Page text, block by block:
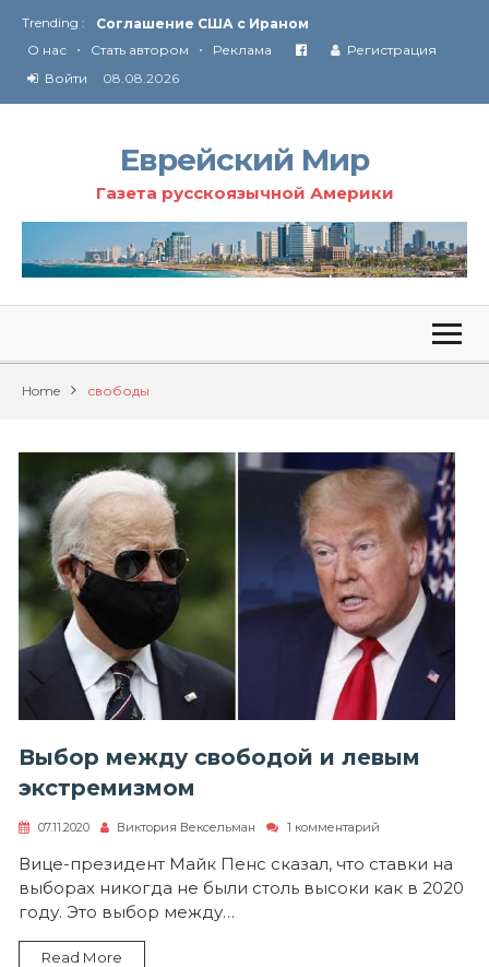
Trending :
Соглашение США с Ираном
Технология Революции в Иране
О нас • Стать автором • Реклама
Регистрация
Войти
08.08.2026
Еврейский Мир
Газета русскоязычной Америки
Home свободы
Выбор между свободой и левым
экстремизмом
07.11.2020 Виктория Вексельман 1 комментарий
Выбор
свободой
Вице-президент Майк Пенс сказал, что ставки на
выборах никогда не были столь высоки как в 2020
году. Это выбор между…
Read More